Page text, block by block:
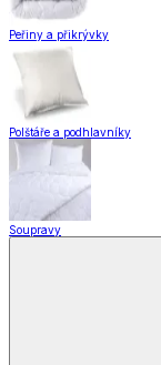
Peřiny a přikrývky
Polštáře a podhlavníky
Soupravy